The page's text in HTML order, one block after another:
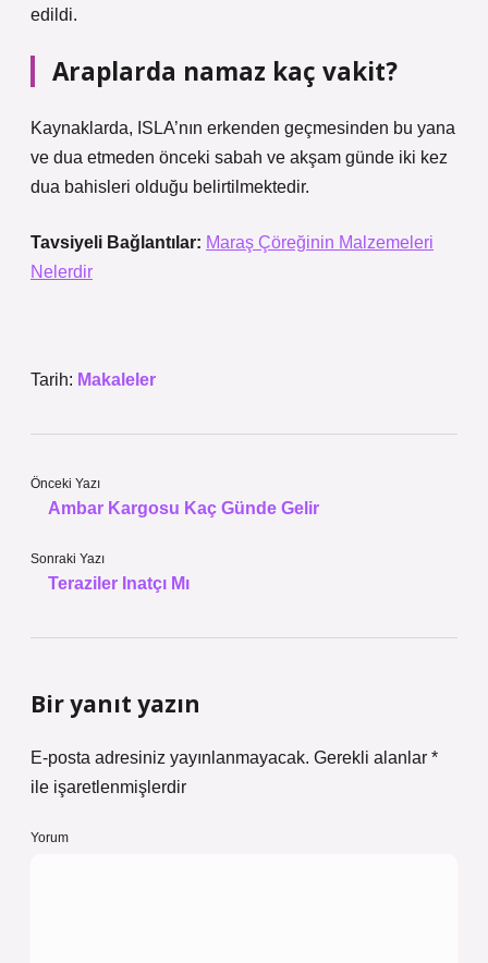
edildi.
Araplarda namaz kaç vakit?
Kaynaklarda, ISLA’nın erkenden geçmesinden bu yana
ve dua etmeden önceki sabah ve akşam günde iki kez
dua bahisleri olduğu belirtilmektedir.
Tavsiyeli Bağlantılar: Maraş Çöreğinin Malzemeleri
Nelerdir
Tarih: Makaleler
Önceki Yazı
Ambar Kargosu Kaç Günde Gelir
Sonraki Yazı
Teraziler Inatçı Mı
Bir yanıt yazın
E-posta adresiniz yayınlanmayacak. Gerekli alanlar *
ile işaretlenmişlerdir
Yorum